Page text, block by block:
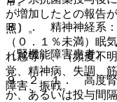
が増加したとの報告
照〕。
（腎機能障害患者）
９．２．１． 高度腎
か、あるいは投与間
８）． 精神神経系：
（０．１％未満）眠
れ感等）、（頻度不
覚、精神病、失調、
障害、振戦。